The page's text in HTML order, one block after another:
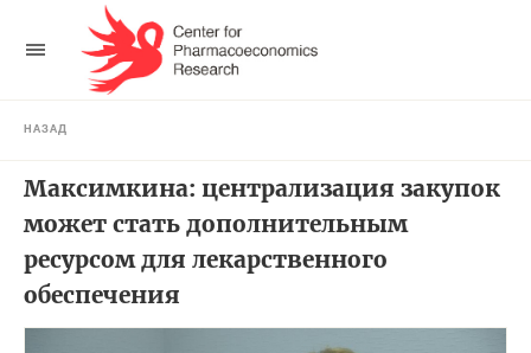
НАЗАД
Максимкина: централизация закупок
может стать дополнительным
ресурсом для лекарственного
обеспечения